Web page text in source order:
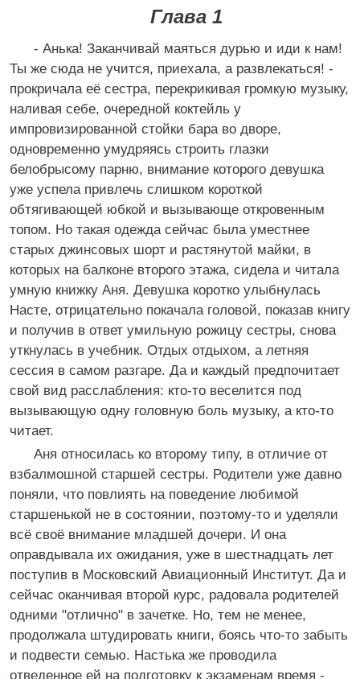
Глава 1
- Анька! Заканчивай маяться дурью и иди к нам!
Ты же сюда не учится, приехала, а развлекаться! -
прокричала её сестра, перекрикивая громкую музыку,
наливая себе, очередной коктейль у
импровизированной стойки бара во дворе,
одновременно умудряясь строить глазки
белобрысому парню, внимание которого девушка
уже успела привлечь слишком короткой
обтягивающей юбкой и вызывающе откровенным
топом. Но такая одежда сейчас была уместнее
старых джинсовых шорт и растянутой майки, в
которых на балконе второго этажа, сидела и читала
умную книжку Аня. Девушка коротко улыбнулась
Насте, отрицательно покачала головой, показав книгу
и получив в ответ умильную рожицу сестры, снова
уткнулась в учебник. Отдых отдыхом, а летняя
сессия в самом разгаре. Да и каждый предпочитает
свой вид расслабления: кто-то веселится под
вызывающую одну головную боль музыку, а кто-то
читает.
Аня относилась ко второму типу, в отличие от
взбалмошной старшей сестры. Родители уже давно
поняли, что повлиять на поведение любимой
старшенькой не в состоянии, поэтому-то и уделяли
всё своё внимание младшей дочери. И она
оправдывала их ожидания, уже в шестнадцать лет
поступив в Московский Авиационный Институт. Да и
сейчас оканчивая второй курс, радовала родителей
одними "отлично" в зачетке. Но, тем не менее,
продолжала штудировать книги, боясь что-то забыть
и подвести семью. Настька же проводила
отведенное ей на подготовку к экзаменам время -